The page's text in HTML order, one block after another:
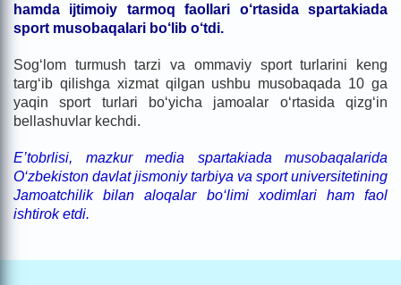
hamda ijtimoiy tarmoq faollari o‘rtasida spartakiada
sport musobaqalari bo‘lib o‘tdi.
Sog‘lom turmush tarzi va ommaviy sport turlarini keng
targ‘ib qilishga xizmat qilgan ushbu musobaqada 10 ga
yaqin sport turlari bo‘yicha jamoalar o‘rtasida qizg‘in
bellashuvlar kechdi.
E’tobrlisi, mazkur media spartakiada musobaqalarida
O‘zbekiston davlat jismoniy tarbiya va sport universitetining
Jamoatchilik bilan aloqalar bo‘limi xodimlari ham faol
ishtirok etdi.